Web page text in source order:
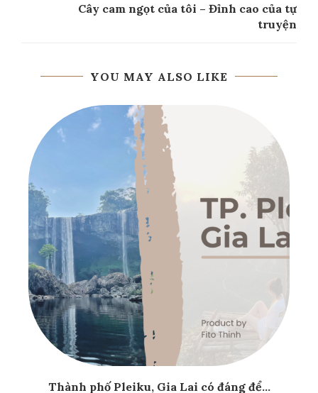
Cây cam ngọt của tôi – Đỉnh cao của tự
truyện
YOU MAY ALSO LIKE
Thành phố Pleiku, Gia Lai có đáng để...